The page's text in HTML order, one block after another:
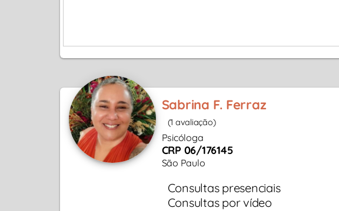
Sabrina F. Ferraz
(1 avaliação)
Psicóloga
CRP 06/176145
São Paulo
Consultas presenciais
Consultas por vídeo